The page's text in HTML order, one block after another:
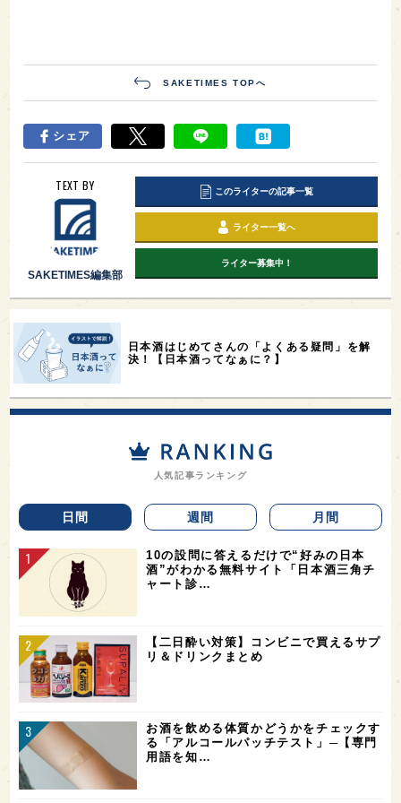
SAKETIMES TOPへ
シェア
TEXT BY
SAKETIMES編集部
このライターの記事一覧
ライター一覧へ
ライター募集中！
日本酒はじめてさんの「よくある疑問」を解
決！【日本酒ってなぁに？】
人気記事ランキング
日間 週間 月間
10の設問に答えるだけで“好みの日本
酒”がわかる無料サイト「日本酒三角チ
ャート診…
【二日酔い対策】コンビニで買えるサプ
リ＆ドリンクまとめ
お酒を飲める体質かどうかをチェックす
る「アルコールパッチテスト」─【専門
用語を知…